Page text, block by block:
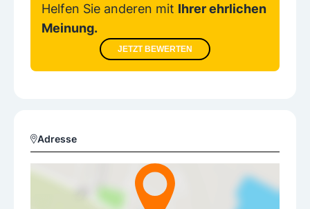
Helfen Sie anderen mit Ihrer ehrlichen
Meinung.
JETZT BEWERTEN
Adresse